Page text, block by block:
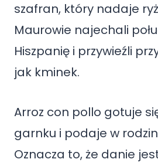
szafran, który nadaje
Maurowie najechali
Hiszpanię i przywieźli
jak kminek.
Arroz con pollo gotuje
garnku i podaje w
Oznacza to, że danie